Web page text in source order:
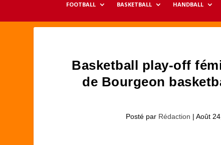
FOOTBALL BASKETBALL HANDBALL
Basketball play-off
de Bourgeon
Posté par Rédaction |Août